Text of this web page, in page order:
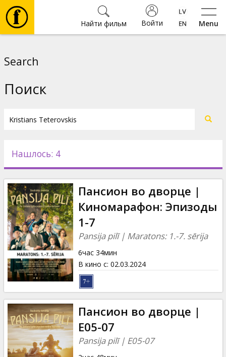
Menu
Войти
Найти фильм
Новости
Подарки
Кинозакуски
B2B
Search
Поиск
Нашлось: 4
Пансион во дворце |
Киномарафон: Эпизоды
1-7
Pansija pilī | Maratons: 1.-7. sērija
6час 34мин
В кино с: 02.03.2024
Пансион во дворце |
E05-07
Pansija pilī | E05-07